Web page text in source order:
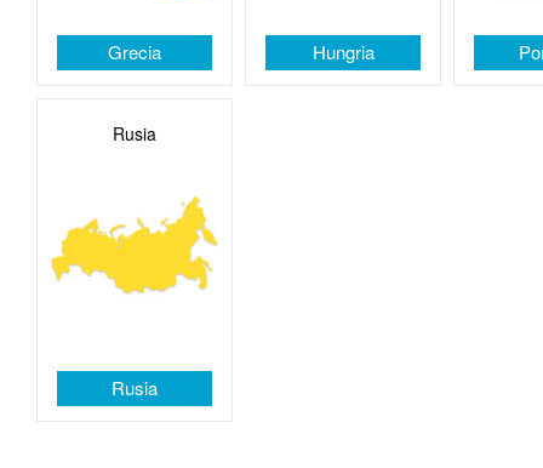
Grecia Hungria
Rusia
Rusia